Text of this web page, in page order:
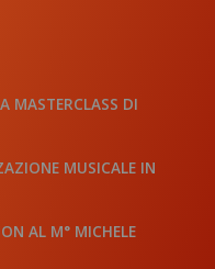
MASTERCLASS DI
MUSICALE IN
AL M° MICHELE